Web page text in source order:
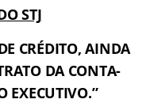
STJ
CRÉDITO, AINDA
DA CONTA-
EXECUTIVO.”